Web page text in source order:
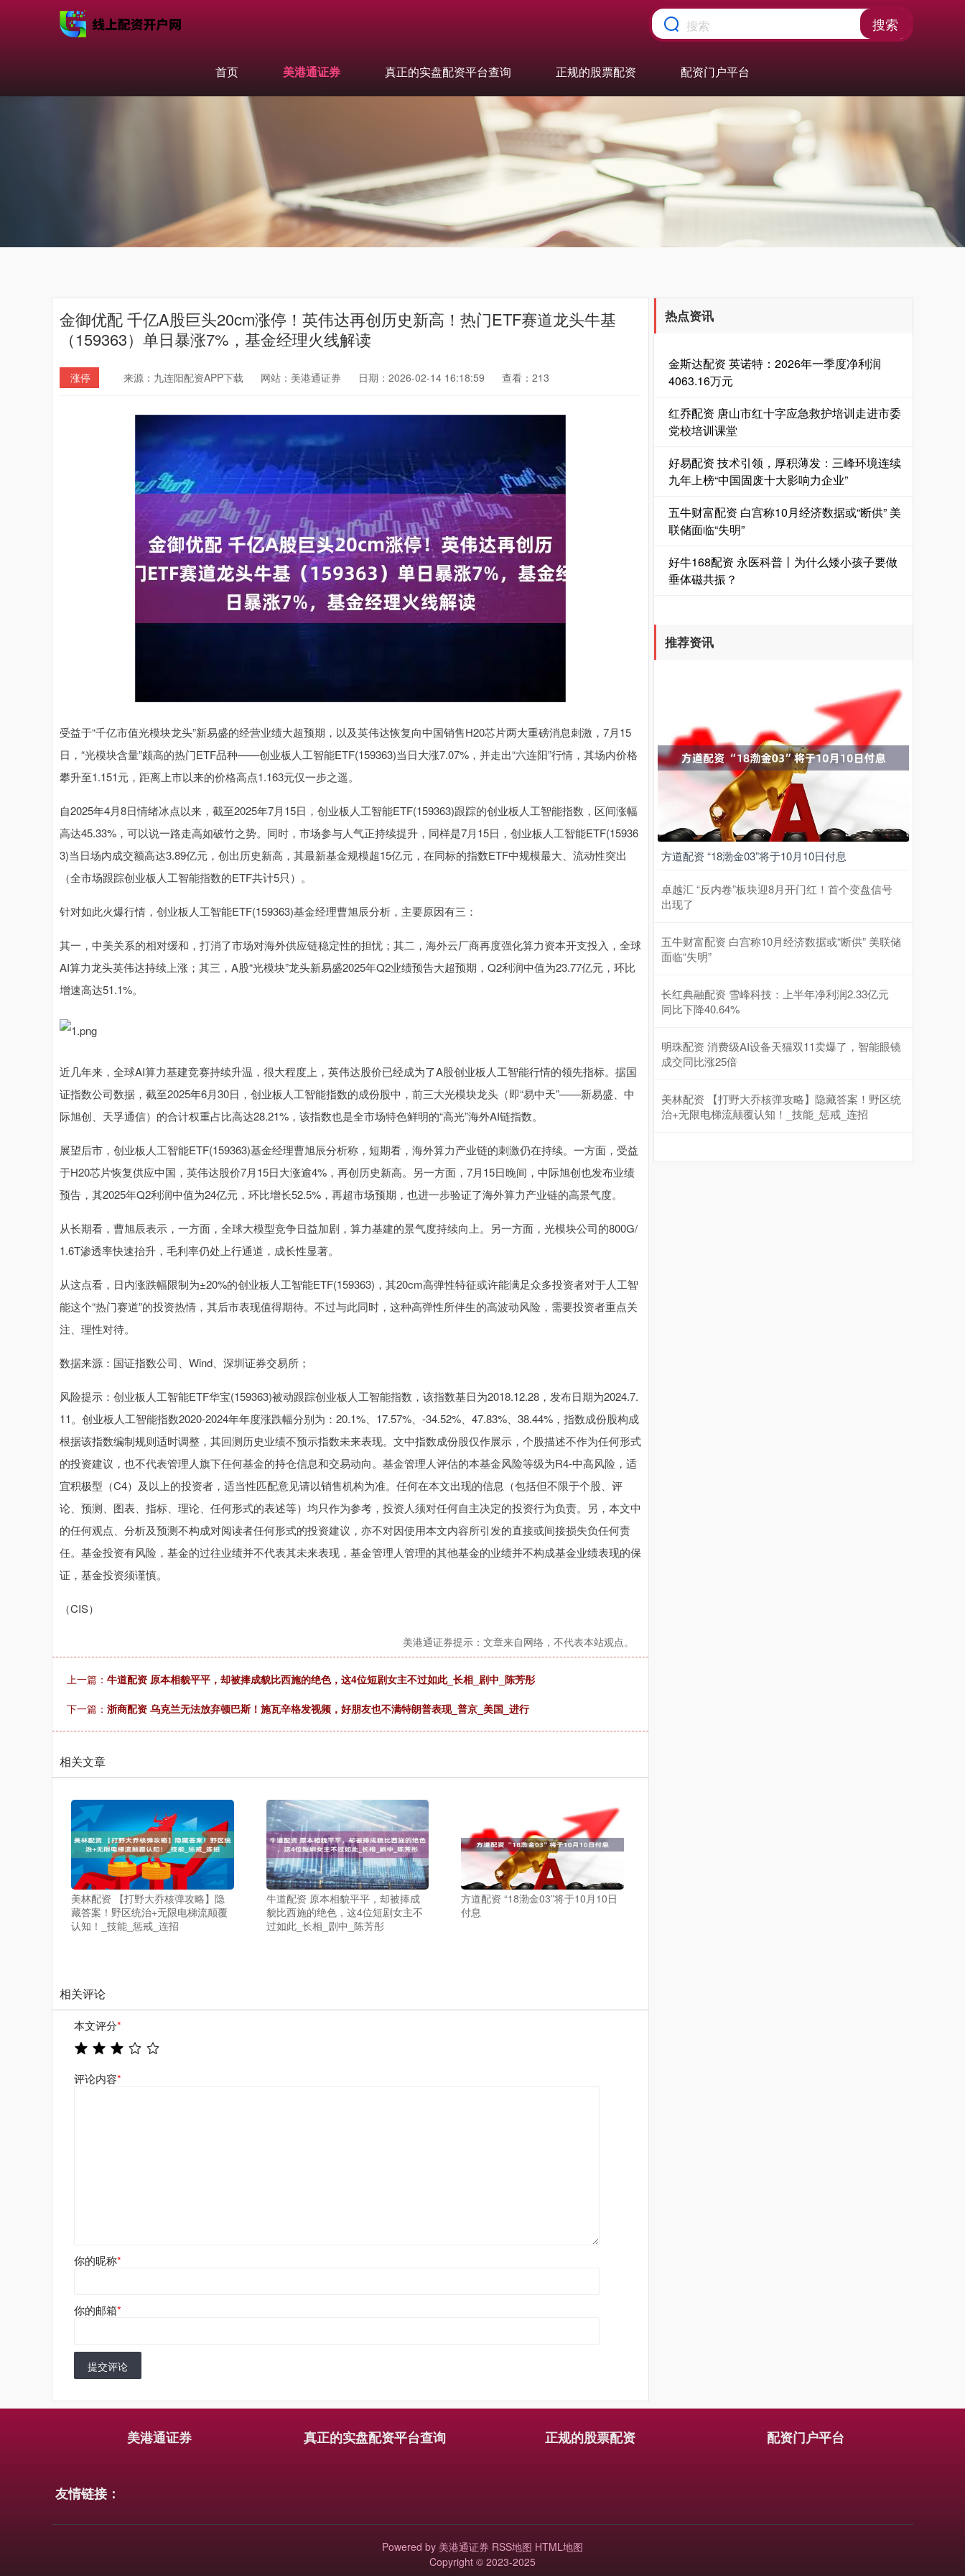
搜索
首页 美港通证券 真正的实盘配资平台查询 正规的股票配资 配资门户平台
金御优配 千亿A股巨头20cm涨停！英伟达再创历史新高！热门ETF赛道龙头牛基
（159363）单日暴涨7%，基金经理火线解读
涨停 来源：九连阳配资APP下载 网站：美港通证券 日期：2026-02-14 16:18:59 查看：213
受益于“千亿市值光模块龙头”新易盛的经营业绩大超预期，以及英伟达恢复向中国销售H20芯片两大重磅消息刺激，7月15
日，“光模块含量”颇高的热门ETF品种——创业板人工智能ETF(159363)当日大涨7.07%，并走出“六连阳”行情，其场内价格
攀升至1.151元，距离上市以来的价格高点1.163元仅一步之遥。
自2025年4月8日情绪冰点以来，截至2025年7月15日，创业板人工智能ETF(159363)跟踪的创业板人工智能指数，区间涨幅
高达45.33%，可以说一路走高如破竹之势。同时，市场参与人气正持续提升，同样是7月15日，创业板人工智能ETF(15936
3)当日场内成交额高达3.89亿元，创出历史新高，其最新基金规模超15亿元，在同标的指数ETF中规模最大、流动性突出
（全市场跟踪创业板人工智能指数的ETF共计5只）。
针对如此火爆行情，创业板人工智能ETF(159363)基金经理曹旭辰分析，主要原因有三：
其一，中美关系的相对缓和，打消了市场对海外供应链稳定性的担忧；其二，海外云厂商再度强化算力资本开支投入，全球
AI算力龙头英伟达持续上涨；其三，A股“光模块”龙头新易盛2025年Q2业绩预告大超预期，Q2利润中值为23.77亿元，环比
增速高达51.1%。
近几年来，全球AI算力基建竞赛持续升温，很大程度上，英伟达股价已经成为了A股创业板人工智能行情的领先指标。据国
证指数公司数据，截至2025年6月30日，创业板人工智能指数的成份股中，前三大光模块龙头（即“易中天”——新易盛、中
际旭创、天孚通信）的合计权重占比高达28.21%，该指数也是全市场特色鲜明的“高光”海外AI链指数。
展望后市，创业板人工智能ETF(159363)基金经理曹旭辰分析称，短期看，海外算力产业链的刺激仍在持续。一方面，受益
于H20芯片恢复供应中国，英伟达股价7月15日大涨逾4%，再创历史新高。另一方面，7月15日晚间，中际旭创也发布业绩
预告，其2025年Q2利润中值为24亿元，环比增长52.5%，再超市场预期，也进一步验证了海外算力产业链的高景气度。
从长期看，曹旭辰表示，一方面，全球大模型竞争日益加剧，算力基建的景气度持续向上。另一方面，光模块公司的800G/
1.6T渗透率快速抬升，毛利率仍处上行通道，成长性显著。
从这点看，日内涨跌幅限制为±20%的创业板人工智能ETF(159363)，其20cm高弹性特征或许能满足众多投资者对于人工智
能这个“热门赛道”的投资热情，其后市表现值得期待。不过与此同时，这种高弹性所伴生的高波动风险，需要投资者重点关
注、理性对待。
数据来源：国证指数公司、Wind、深圳证券交易所；
风险提示：创业板人工智能ETF华宝(159363)被动跟踪创业板人工智能指数，该指数基日为2018.12.28，发布日期为2024.7.
11。创业板人工智能指数2020-2024年年度涨跌幅分别为：20.1%、17.57%、-34.52%、47.83%、38.44%，指数成份股构成
根据该指数编制规则适时调整，其回测历史业绩不预示指数未来表现。文中指数成份股仅作展示，个股描述不作为任何形式
的投资建议，也不代表管理人旗下任何基金的持仓信息和交易动向。基金管理人评估的本基金风险等级为R4-中高风险，适
宜积极型（C4）及以上的投资者，适当性匹配意见请以销售机构为准。任何在本文出现的信息（包括但不限于个股、评
论、预测、图表、指标、理论、任何形式的表述等）均只作为参考，投资人须对任何自主决定的投资行为负责。另，本文中
的任何观点、分析及预测不构成对阅读者任何形式的投资建议，亦不对因使用本文内容所引发的直接或间接损失负任何责
任。基金投资有风险，基金的过往业绩并不代表其未来表现，基金管理人管理的其他基金的业绩并不构成基金业绩表现的保
证，基金投资须谨慎。
（CIS）
美港通证券提示：文章来自网络，不代表本站观点。
上一篇： 牛道配资 原本相貌平平，却被捧成貌比西施的绝色，这4位短剧女主不过如此_长相_剧中_陈芳彤
下一篇： 浙商配资 乌克兰无法放弃顿巴斯！施瓦辛格发视频，好朋友也不满特朗普表现_普京_美国_进行
相关文章
美林配资 【打野大乔核弹攻略】隐
藏答案！野区统治+无限电梯流颠覆
认知！_技能_惩戒_连招
牛道配资 原本相貌平平，却被捧成
貌比西施的绝色，这4位短剧女主不
过如此_长相_剧中_陈芳彤
方道配资 “18渤金03”将于10月10日
付息
相关评论
本文评分*
评论内容*
你的昵称*
你的邮箱*
提交评论
热点资讯
金斯达配资 英诺特：2026年一季度净利润
4063.16万元
红乔配资 唐山市红十字应急救护培训走进市委
党校培训课堂
好易配资 技术引领，厚积薄发：三峰环境连续
九年上榜“中国固废十大影响力企业”
五牛财富配资 白宫称10月经济数据或“断供” 美
联储面临“失明”
好牛168配资 永医科普丨为什么矮小孩子要做
垂体磁共振？
推荐资讯
方道配资 “18渤金03”将于10月10日付息
卓越汇 “反内卷”板块迎8月开门红！首个变盘信号
出现了
五牛财富配资 白宫称10月经济数据或“断供” 美联储
面临“失明”
长红典融配资 雪峰科技：上半年净利润2.33亿元
同比下降40.64%
明珠配资 消费级AI设备天猫双11卖爆了，智能眼镜
成交同比涨25倍
美林配资 【打野大乔核弹攻略】隐藏答案！野区统
治+无限电梯流颠覆认知！_技能_惩戒_连招
美港通证券 真正的实盘配资平台查询 正规的股票配资 配资门户平台
友情链接：
Powered by 美港通证券 RSS地图 HTML地图
Copyright © 2023-2025